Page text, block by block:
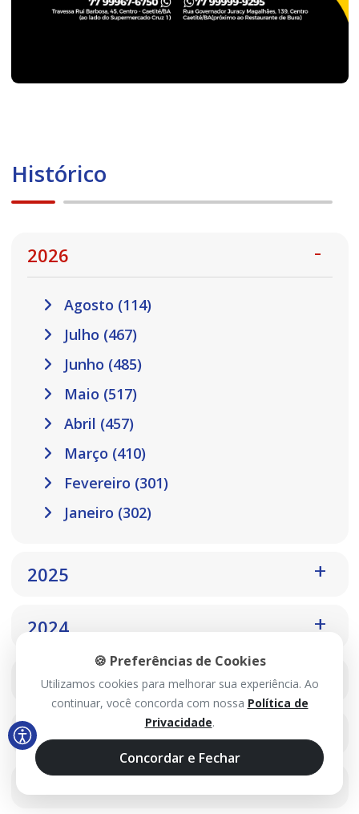
Histórico
2026
Agosto (114)
Julho (467)
Junho (485)
Maio (517)
Abril (457)
Março (410)
Fevereiro (301)
Janeiro (302)
2025
2024
2023
2022
🍪 Preferências de Cookies
Utilizamos cookies para melhorar sua experiência. Ao
continuar, você concorda com nossa Política de
Privacidade.
Concordar e Fechar